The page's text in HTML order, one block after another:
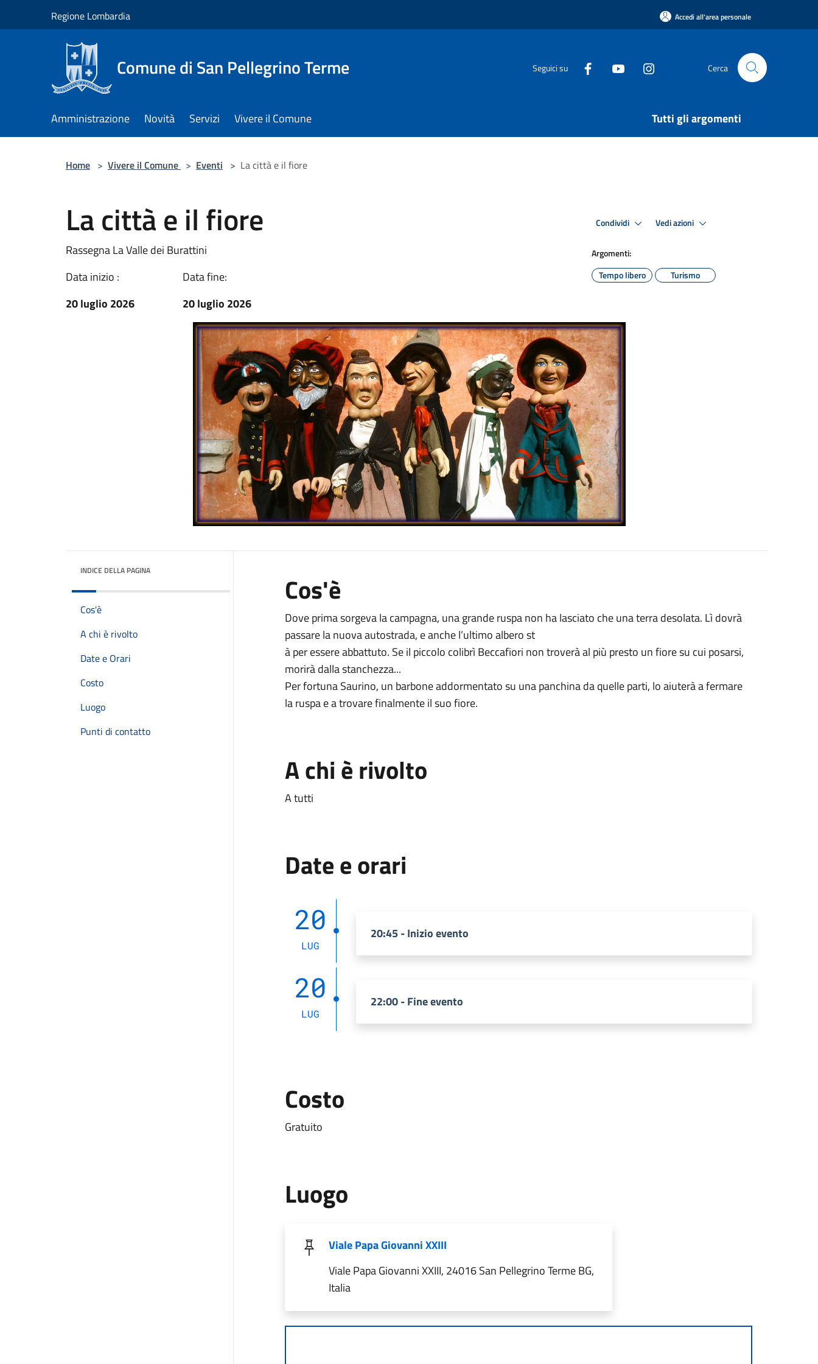
Regione Lombardia Accedi all'area personale
Comune di San Pellegrino Terme Seguici su Cerca
Amministrazione Novità Servizi Vivere il Comune Tutti gli argomenti
Home > Vivere il Comune > Eventi > La città e il fiore
La città e il fiore
Rassegna La Valle dei Burattini
Data inizio :
20 luglio 2026
Data fine:
20 luglio 2026
Condividi Vedi azioni
Argomenti:
Tempo libero
Turismo
INDICE DELLA PAGINA
Cos'è
A chi è rivolto
Date e Orari
Costo
Luogo
Punti di contatto
Cos'è
Dove prima sorgeva la campagna, una grande ruspa non ha lasciato che una terra desolata. Lì dovrà
passare la nuova autostrada, e anche l’ultimo albero st
à per essere abbattuto. Se il piccolo colibrì Beccafiori non troverà al più presto un fiore su cui posarsi,
morirà dalla stanchezza...
Per fortuna Saurino, un barbone addormentato su una panchina da quelle parti, lo aiuterà a fermare
la ruspa e a trovare finalmente il suo fiore.
A chi è rivolto
A tutti
Date e orari
20
LUG
20:45 - Inizio evento
20
LUG
22:00 - Fine evento
Costo
Gratuito
Luogo
Viale Papa Giovanni XXIII
Viale Papa Giovanni XXIII, 24016 San Pellegrino Terme BG,
Italia